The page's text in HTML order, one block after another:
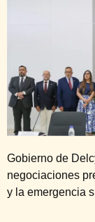
Gobierno de
negociaciones
y la emergencia